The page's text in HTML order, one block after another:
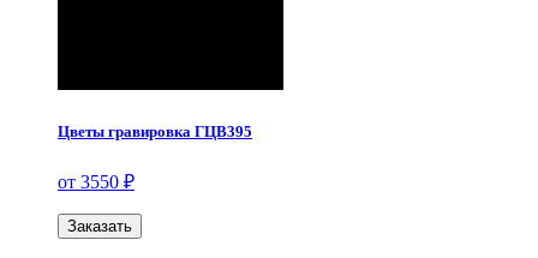
Цветы гравировка ГЦВ395
от 3550 ₽
Заказать